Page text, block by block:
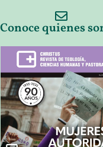
Conoce quienes